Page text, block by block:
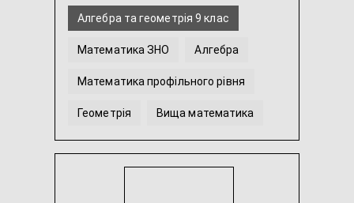
Алгебра та геометрія 9 клас
Математика ЗНО Алгебра
Математика профільного рівня
Геометрія Вища математика
...